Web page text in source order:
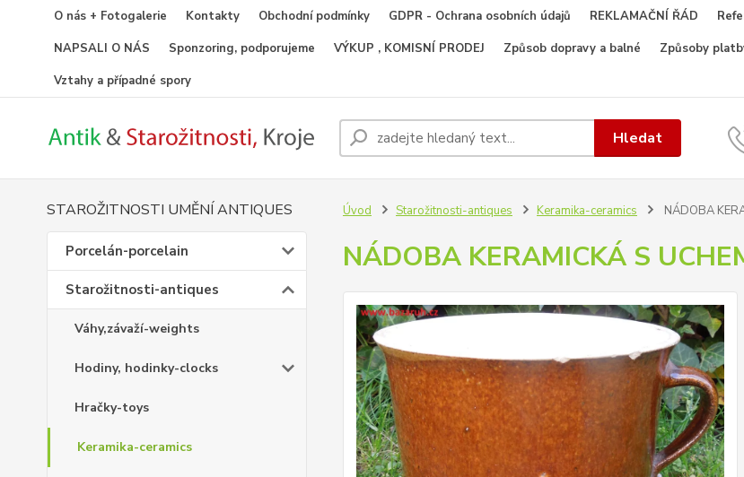
O nás + Fotogalerie Kontakty Obchodní podmínky GDPR - Ochrana osobních údajů REKLAMAČNÍ ŘÁD
NAPSALI O NÁS
Sponzoring, podporujeme VÝKUP , KOMISNÍ PRODEJ Způsob dopravy a balné
Způsoby
Vztahy a případné spory
Hledat
STAROŽITNOSTI UMĚNÍ ANTIQUES
Porcelán-porcelain
Starožitnosti-antiques
Váhy,závaží-weights
Hodiny, hodinky-clocks
Hračky-toys
Keramika-ceramics
Úvod Starožitnosti-antiques Keramika-ceramics NÁDOBA
NÁDOBA KERAMICKÁ S